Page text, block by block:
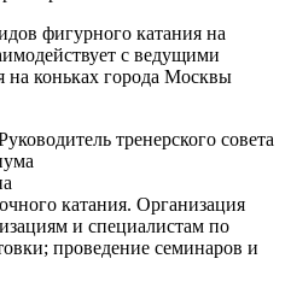
фигурного катания на
с ведущими
на коньках города Москвы
тренерского совета
катания. Организация
и специалистам по
проведение семинаров и